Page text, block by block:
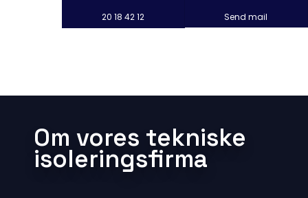
20 18 42 12 Send mail
Om vores tekniske
isoleringsfirma